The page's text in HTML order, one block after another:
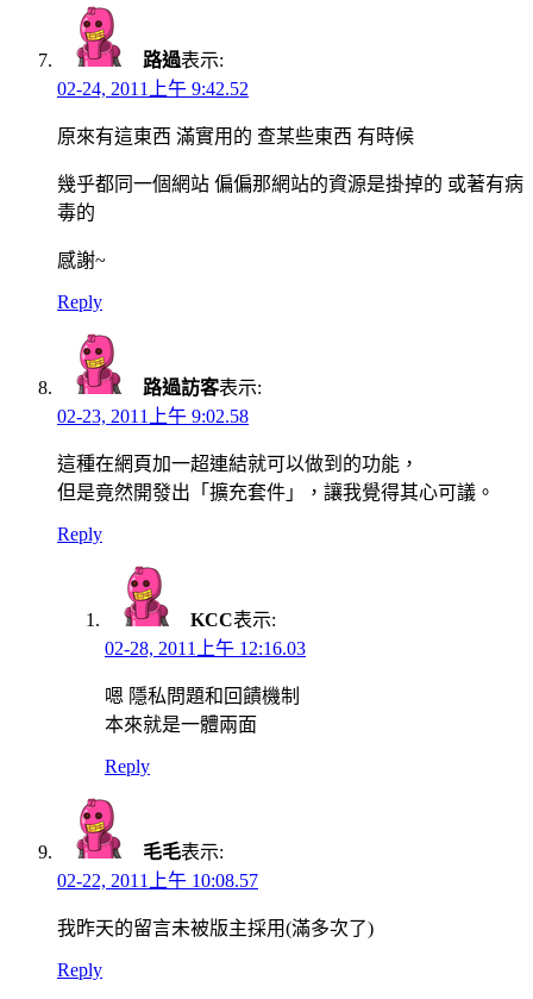
路過表示:
02-24, 2011上午 9:42.52
原來有這東西 滿實用的 查某些東西 有時候
幾乎都同一個網站 偏偏那網站的資源是掛掉的 或著有病
毒的
感謝~
Reply
路過訪客表示:
02-23, 2011上午 9:02.58
這種在網頁加一超連結就可以做到的功能，
但是竟然開發出「擴充套件」，讓我覺得其心可議。
Reply
KCC表示:
02-28, 2011上午 12:16.03
嗯 隱私問題和回饋機制
本來就是一體兩面
Reply
毛毛表示:
02-22, 2011上午 10:08.57
我昨天的留言未被版主採用(滿多次了)
Reply